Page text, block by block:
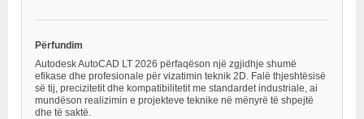
Përfundim
Autodesk AutoCAD LT 2026 përfaqëson një zgjidhje shumë
efikase dhe profesionale për vizatimin teknik 2D. Falë thjeshtësisë
së tij, precizitetit dhe kompatibilitetit me standardet industriale, ai
mundëson realizimin e projekteve teknike në mënyrë të shpejtë
dhe të saktë.